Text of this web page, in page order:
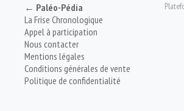
← Paléo-Pédia
La Frise Chronologique
Appel à participation
Nous contacter
Mentions légales
Conditions générales de vente
Politique de confidentialité